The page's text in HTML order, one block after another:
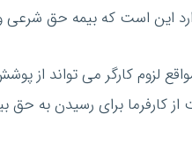
این است که بیمه حق شرعی
لزوم کارگر می تواند از
کارفرما برای رسیدن به حق